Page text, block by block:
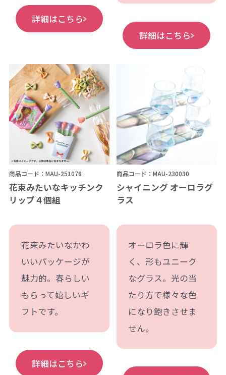
詳細はこちら
詳細はこちら
商品コード：MAU-251078
花束みたいなキッチンク
リップ４個組
花束みたいなかわ
いいパッケージが
魅力的。春らしい
もらって嬉しいギ
フトです。
詳細はこちら
商品コード：MAU-230030
シャイニング オーロラグ
ラス
オーロラ色に輝
く、形もユニーク
なグラス。光の当
たり方で様々な色
になり飽きさせま
せん。